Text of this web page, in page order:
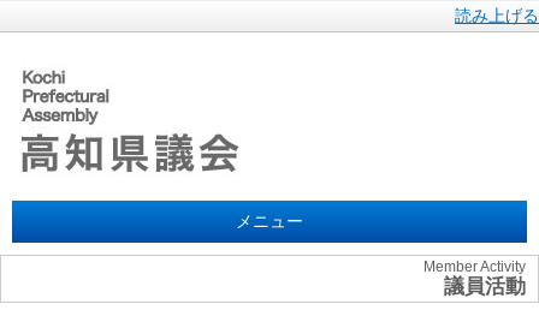
読み上げる
メニュー
Member Activity
議員活動